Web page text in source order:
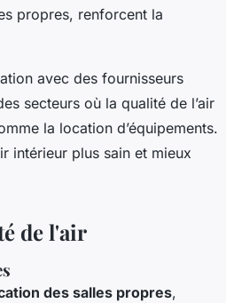
propres, renforcent la
avec des fournisseurs
secteurs où la qualité de l’air
la location d’équipements.
intérieur plus sain et mieux
de l'air
des salles propres,